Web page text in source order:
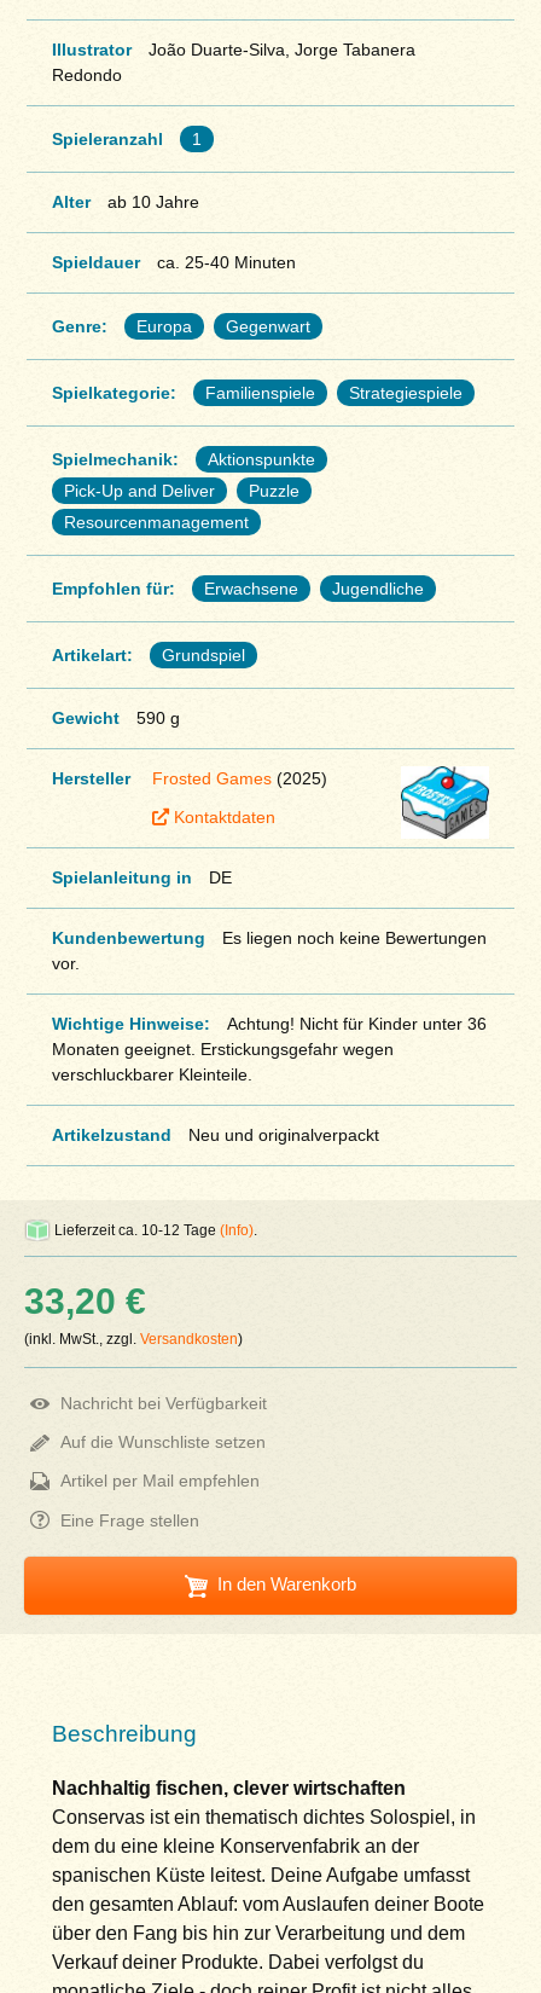
Illustrator
João Duarte-Silva, Jorge Tabanera
Redondo
Spieleranzahl 1
Alter ab 10 Jahre
Spieldauer ca. 25-40 Minuten
Genre: Europa Gegenwart
Spielkategorie: Familienspiele Strategiespiele
Spielmechanik:
Aktionspunkte
Pick-Up and Deliver
Puzzle
Resourcenmanagement
Empfohlen für: Erwachsene Jugendliche
Artikelart: Grundspiel
Gewicht 590 g
Hersteller Frosted Games(2025)
Kontaktdaten
Spielanleitung in DE
Kundenbewertung
Es liegen noch keine Bewertungen
vor.
Wichtige Hinweise:
Achtung! Nicht für Kinder unter 36
Monaten geeignet. Erstickungsgefahr wegen
verschluckbarer Kleinteile.
Artikelzustand Neu und originalverpackt
Lieferzeit ca. 10-12 Tage(Info)
33,20 €
(inkl. MwSt., zzgl.Versandkosten)
Nachricht bei Verfügbarkeit
Auf die Wunschliste setzen
Artikel per Mail empfehlen
Eine Frage stellen
In den Warenkorb
Beschreibung
Nachhaltig fischen, clever wirtschaften
Conservas ist ein thematisch dichtes Solospiel, in
dem du eine kleine Konservenfabrik an der
spanischen Küste leitest. Deine Aufgabe umfasst
den gesamten Ablauf: vom Auslaufen deiner Boote
über den Fang bis hin zur Verarbeitung und dem
Verkauf deiner Produkte. Dabei verfolgst du